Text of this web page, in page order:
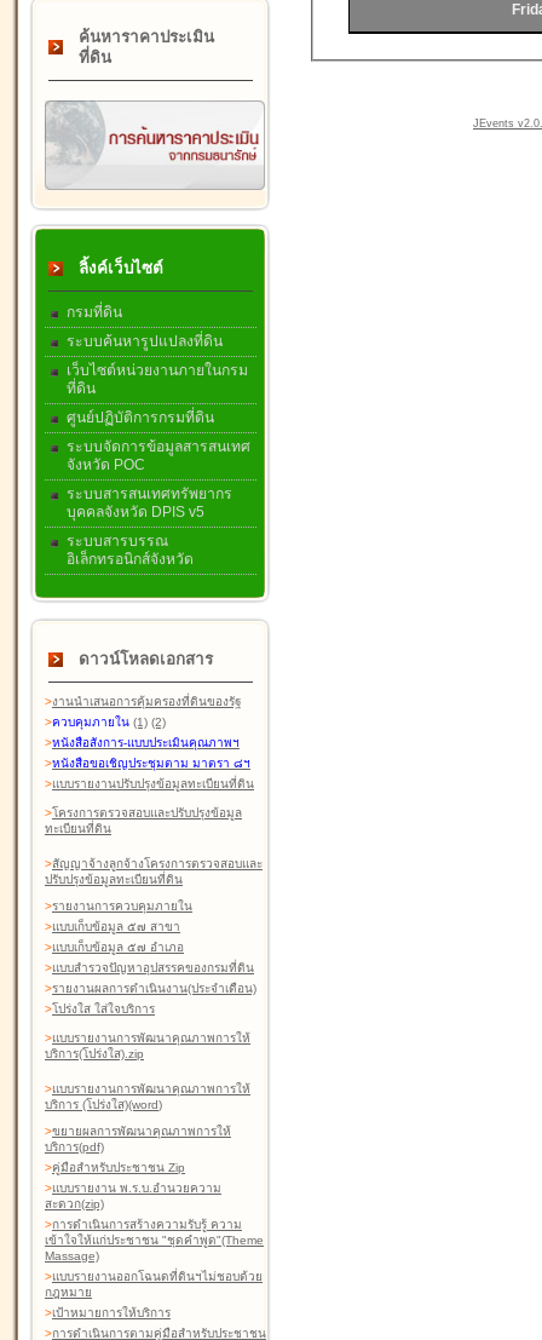
ค้นหาราคาประเมิน
ที่ดิน
ลิ้งค์เว็บไซต์
กรมที่ดิน
ระบบค้นหารูปแปลงที่ดิน
เว็บไซต์หน่วยงานภายในกรม
ที่ดิน
ศูนย์ปฏิบัติการกรมที่ดิน
ระบบจัดการข้อมูลสารสนเทศ
จังหวัด POC
ระบบสารสนเทศทรัพยากร
บุคคลจังหวัด DPIS v5
ระบบสารบรรณ
อิเล็กทรอนิกส์จังหวัด
ดาวน์โหลดเอกสาร
>งานนำเสนอการคุ้มครองที่ดินของรัฐ
>ควบคุมภายใน (1) (2)
>หนังสือสังการ-แบบประเมินคุณภาพฯ
>หนังสือขอเชิญประชุมตาม มาตรา ๘ฯ
>แบบรายงานปรับปรุงข้อมูลทะเบียนที่ดิน
>โครงการตรวจสอบและปรับปรุงข้อมูล
ทะเบียนที่ดิน
>สัญญาจ้างลูกจ้างโครงการตรวจสอบและ
ปรับปรุงข้อมูลทะเบียนที่ดิน
>รายงานการควบคุมภายใน
>แบบเก็บข้อมูล ๕๗ สาขา
>แบบเก็บข้อมูล ๕๗ อำเภอ
>แบบสำรวจปัญหาอุปสรรคของกรมที่ดิน
>รายงานผลการดำเนินงาน(ประจำเดือน)
>โปร่งใส ใส่ใจบริการ
>แบบรายงานการพัฒนาคุณภาพการให้
บริการ(โปร่งใส).zip
>แบบรายงานการพัฒนาคุณภาพการให้
บริการ (โปร่งใส)(word)
>ขยายผลการพัฒนาคุณภาพการให้
บริการ(pdf)
>คู่มือสำหรับประชาชน Zip
>แบบรายงาน พ.ร.บ.อำนวยความ
สะดวก(zip)
>การดำเนินการสร้างความรับรู้ ความ
เข้าใจให้แก่ประชาชน "ชุดคำพูด"(Theme
Massage)
>แบบรายงานออกโฉนดที่ดินฯไม่ชอบด้วย
กฎหมาย
>เป้าหมายการให้บริการ
>การดำเนินการตามคู่มือสำหรับประชาชน
JEvents